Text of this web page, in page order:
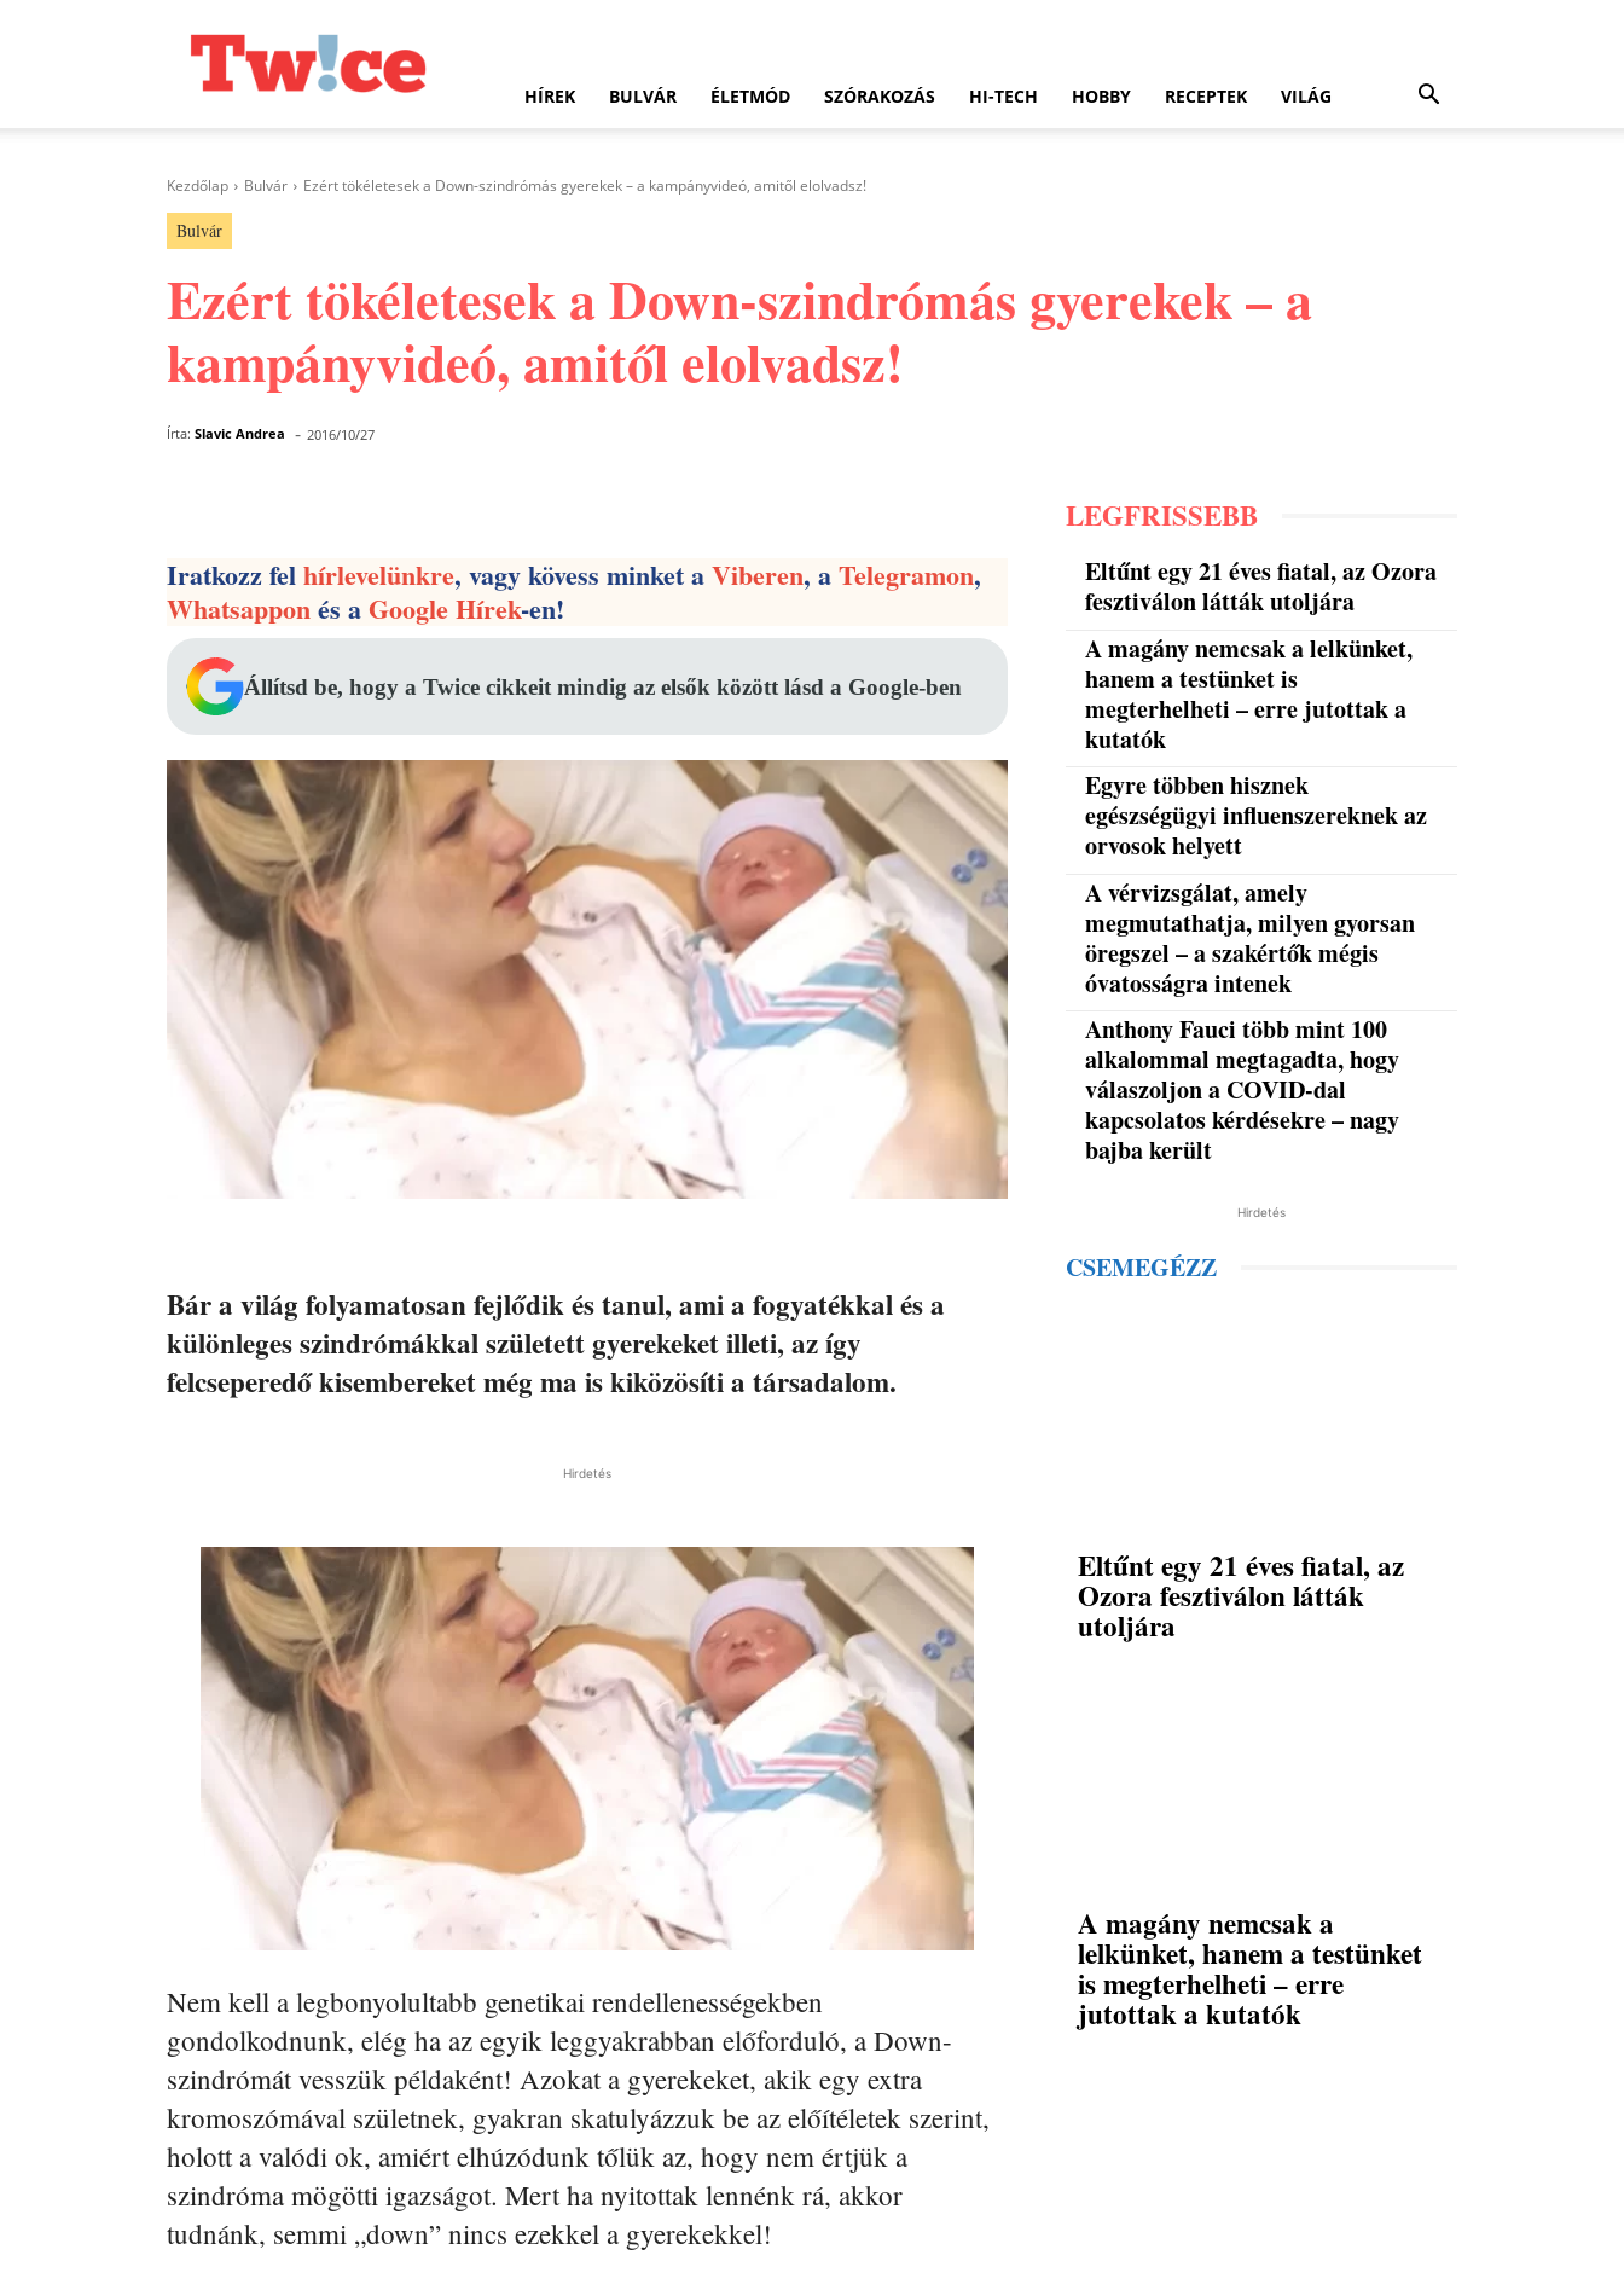
HÍREK BULVÁR ÉLETMÓD SZÓRAKOZÁS HI-TECH HOBBY RECEPTEK VILÁG
Kezdőlap Bulvár Ezért tökéletesek a Down-szindrómás gyerekek – a kampányvideó, amitől elolvadsz!
Bulvár
Ezért tökéletesek a Down-szindrómás gyerekek – a
kampányvideó, amitől elolvadsz!
Írta: Slavic Andrea - 2016/10/27
Iratkozz felhírlevelünkre, vagy kövess minket aViberen, aTelegramon,
Whatsapponés aGoogle Hírek-en!
Állítsd be, hogy a Twice cikkeit mindig az elsők között lásd a Google-ben
Bár a világ folyamatosan fejlődik és tanul, ami a fogyatékkal és a
különleges szindrómákkal született gyerekeket illeti, az így
felcseperedő kisembereket még ma is kiközösíti a társadalom.
Hirdetés
Nem kell a legbonyolultabb genetikai rendellenességekben
gondolkodnunk, elég ha az egyik leggyakrabban előforduló, a Down-
szindrómát vesszük példaként! Azokat a gyerekeket, akik egy extra
kromoszómával születnek, gyakran skatulyázzuk be az előítéletek szerint,
holott a valódi ok, amiért elhúzódunk tőlük az, hogy nem értjük a
szindróma mögötti igazságot. Mert ha nyitottak lennénk rá, akkor
tudnánk, semmi „down” nincs ezekkel a gyerekekkel!
LEGFRISSEBB
Eltűnt egy 21 éves fiatal, az Ozora
fesztiválon látták utoljára
A magány nemcsak a lelkünket,
hanem a testünket is
megterhelheti – erre jutottak a
kutatók
Egyre többen hisznek
egészségügyi influenszereknek az
orvosok helyett
A vérvizsgálat, amely
megmutathatja, milyen gyorsan
öregszel – a szakértők mégis
óvatosságra intenek
Anthony Fauci több mint 100
alkalommal megtagadta, hogy
válaszoljon a COVID-dal
kapcsolatos kérdésekre – nagy
bajba került
Hirdetés
CSEMEGÉZZ
Eltűnt egy 21 éves fiatal, az
Ozora fesztiválon látták
utoljára
A magány nemcsak a
lelkünket, hanem a testünket
is megterhelheti – erre
jutottak a kutatók